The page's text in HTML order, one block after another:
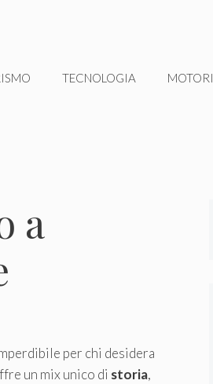
TECNOLOGIA MOTORI
a
per chi desidera
un mix unico di storia,